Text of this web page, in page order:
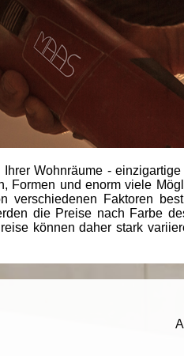
Wohnräume -
Formen und enorm viele
verschiedenen Faktoren
die Preise nach Farbe
können daher stark